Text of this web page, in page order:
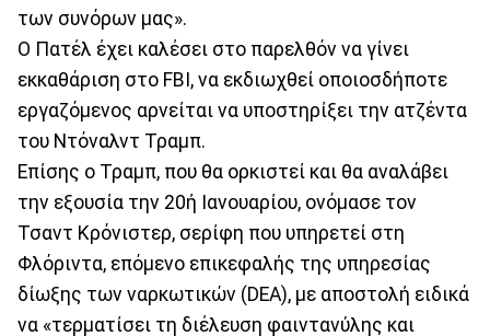
των συνόρων μας».
Ο Πατέλ έχει καλέσει στο παρελθόν να γίνει
εκκαθάριση στο FBI, να εκδιωχθεί οποιοσδήποτε
εργαζόμενος αρνείται να υποστηρίξει την ατζέντα
του Ντόναλντ Τραμπ.
Επίσης ο Τραμπ, που θα ορκιστεί και θα αναλάβει
την εξουσία την 20ή Ιανουαρίου, ονόμασε τον
Τσαντ Κρόνιστερ, σερίφη που υπηρετεί στη
Φλόριντα, επόμενο επικεφαλής της υπηρεσίας
δίωξης των ναρκωτικών (DEA), με αποστολή ειδικά
να «τερματίσει τη διέλευση φαιντανύλης και